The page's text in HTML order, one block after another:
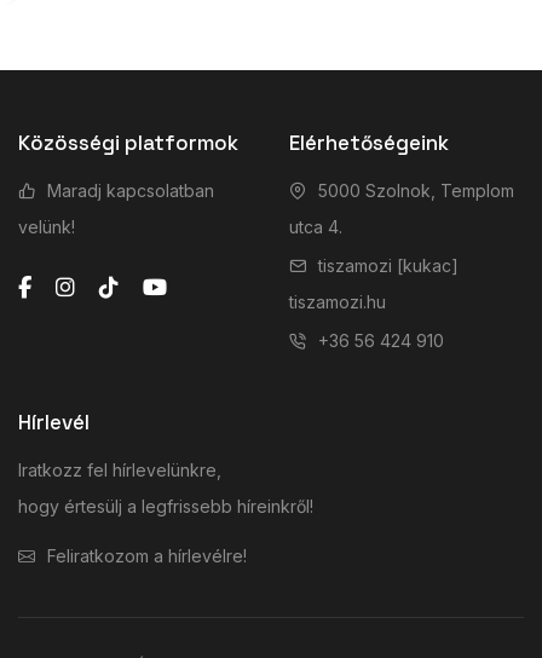
Közösségi platformok
Maradj kapcsolatban
velünk!
Elérhetőségeink
5000 Szolnok, Templom
utca 4.
tiszamozi [kukac]
tiszamozi.hu
+36 56 424 910
Hírlevél
Iratkozz fel hírlevelünkre,
hogy értesülj a legfrissebb híreinkről!
Feliratkozom a hírlevélre!